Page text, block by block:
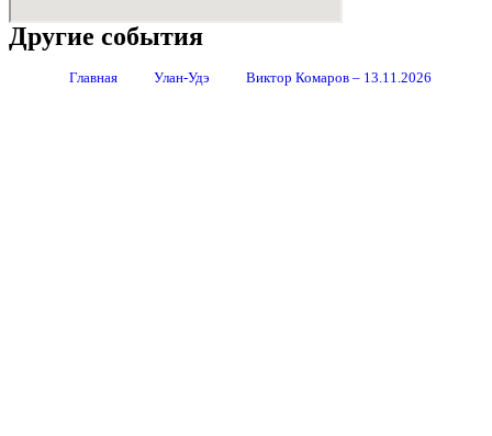
Другие события
Главная Улан-Удэ Виктор Комаров – 13.11.2026